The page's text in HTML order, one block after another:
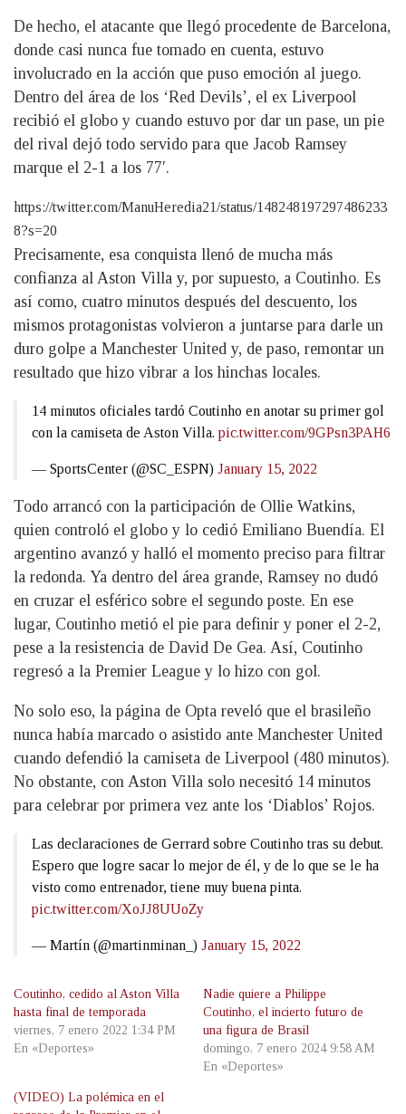
De hecho, el atacante que llegó procedente de Barcelona,
donde casi nunca fue tomado en cuenta, estuvo
involucrado en la acción que puso emoción al juego.
Dentro del área de los ‘Red Devils’, el ex Liverpool
recibió el globo y cuando estuvo por dar un pase, un pie
del rival dejó todo servido para que Jacob Ramsey
marque el 2-1 a los 77′.
https://twitter.com/ManuHeredia21/status/148248197297486233
8?s=20
Precisamente, esa conquista llenó de mucha más
confianza al Aston Villa y, por supuesto, a Coutinho. Es
así como, cuatro minutos después del descuento, los
mismos protagonistas volvieron a juntarse para darle un
duro golpe a Manchester United y, de paso, remontar un
resultado que hizo vibrar a los hinchas locales.
14 minutos oficiales tardó Coutinho en anotar su primer gol
con la camiseta de Aston Villa. pic.twitter.com/9GPsn3PAH6
— SportsCenter (@SC_ESPN) January 15, 2022
Todo arrancó con la participación de Ollie Watkins,
quien controló el globo y lo cedió Emiliano Buendía. El
argentino avanzó y halló el momento preciso para filtrar
la redonda. Ya dentro del área grande, Ramsey no dudó
en cruzar el esférico sobre el segundo poste. En ese
lugar, Coutinho metió el pie para definir y poner el 2-2,
pese a la resistencia de David De Gea. Así, Coutinho
regresó a la Premier League y lo hizo con gol.
No solo eso, la página de Opta reveló que el brasileño
nunca había marcado o asistido ante Manchester United
cuando defendió la camiseta de Liverpool (480 minutos).
No obstante, con Aston Villa solo necesitó 14 minutos
para celebrar por primera vez ante los ‘Diablos’ Rojos.
Las declaraciones de Gerrard sobre Coutinho tras su debut.
Espero que logre sacar lo mejor de él, y de lo que se le ha
visto como entrenador, tiene muy buena pinta.
pic.twitter.com/XoJJ8UUoZy
— Martín (@martinminan_) January 15, 2022
Coutinho, cedido al Aston Villa
hasta final de temporada
viernes, 7 enero 2022 1:34 PM
En «Deportes»
Nadie quiere a Philippe
Coutinho, el incierto futuro de
una figura de Brasil
domingo, 7 enero 2024 9:58 AM
En «Deportes»
(VIDEO) La polémica en el